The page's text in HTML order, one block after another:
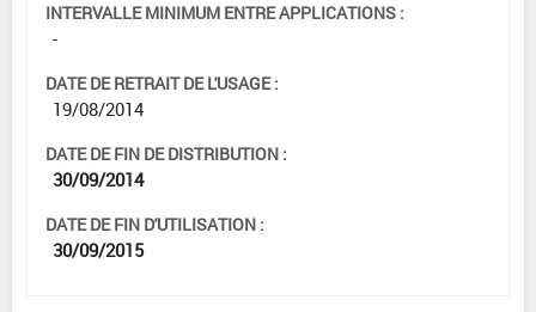
INTERVALLE MINIMUM ENTRE APPLICATIONS :
-
DATE DE RETRAIT DE L'USAGE :
19/08/2014
DATE DE FIN DE DISTRIBUTION :
30/09/2014
DATE DE FIN D'UTILISATION :
30/09/2015